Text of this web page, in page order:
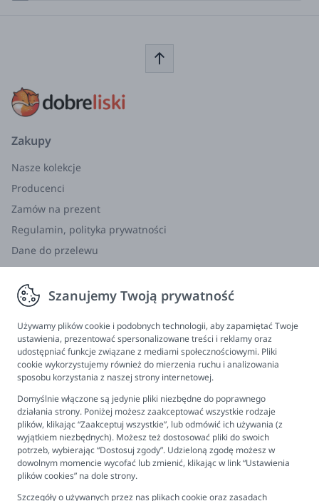
Zakupy
Nasze kolekcje
Producenci
Zamów na prezent
Regulamin, polityka prywatności
Dane do przelewu
Zwroty, wymiana, reklamacja
Informacje
Program lojalnościowy
FAQ - najczęściej zadawane pytania
Newsletter
Ustawienia plików cookies
Biuro obsługi klienta
Pon. - Pt. 9:00 - 16:00
Szanujemy Twoją prywatność
Używamy plików cookie i podobnych technologii, aby zapamiętać Twoje
ustawienia, prezentować spersonalizowane treści i reklamy oraz
udostępniać funkcje związane z mediami społecznościowymi. Pliki
cookie wykorzystujemy również do mierzenia ruchu i analizowania
sposobu korzystania z naszej strony internetowej.
Domyślnie włączone są jedynie pliki niezbędne do poprawnego
działania strony. Poniżej możesz zaakceptować wszystkie rodzaje
plików, klikając “Zaakceptuj wszystkie”, lub odmówić ich używania (z
wyjątkiem niezbędnych). Możesz też dostosować pliki do swoich
potrzeb, wybierając “Dostosuj zgody”. Udzieloną zgodę możesz w
dowolnym momencie wycofać lub zmienić, klikając w link “Ustawienia
plików cookies” na dole strony.
Szczegóły o używanych przez nas plikach cookie oraz zasadach